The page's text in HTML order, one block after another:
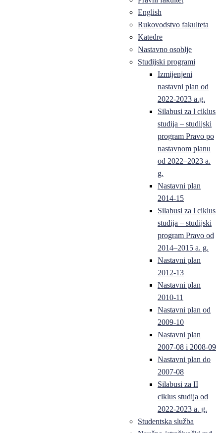
English
Rukovodstvo fakulteta
Katedre
Nastavno osoblje
Studijski programi
Izmijenjeni
nastavni plan od
2022-2023 a.g.
Silabusi za l ciklus
studija – studijski
program Pravo po
nastavnom planu
od 2022–2023 a.
g.
Nastavni plan
2014-15
Silabusi za l ciklus
studija – studijski
program Pravo od
2014–2015 a. g.
Nastavni plan
2012-13
Nastavni plan
2010-11
Nastavni plan od
2009-10
Nastavni plan
2007-08 i 2008-09
Nastavni plan do
2007-08
Silabusi za II
ciklus studija od
2022-2023 a. g.
Studentska služba